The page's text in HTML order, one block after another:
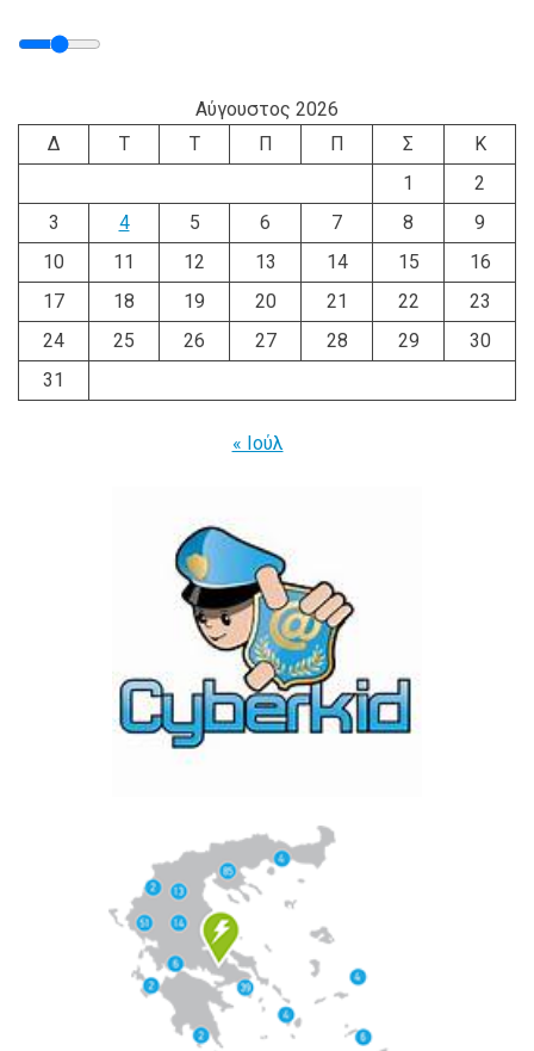
Αύγουστος 2026
Δ
Τ Τ Π Π Σ
Κ
1
2
3
4 5 6 7 8
9
10
11 12 13 14 15
16
17
18 19 20 21 22
23
24
25 26 27 28 29
30
31
« Ιούλ